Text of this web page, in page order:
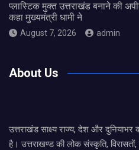
प्लास्टिक मुक्त उत्तराखंड बनाने की
कहा मुख्यमंत्री धामी ने
August 7, 2026 admin
About Us
उत्तराखंड साक्ष्य राज्य, देश और
है। उत्तराखण्ड की लोक संस्कृति,